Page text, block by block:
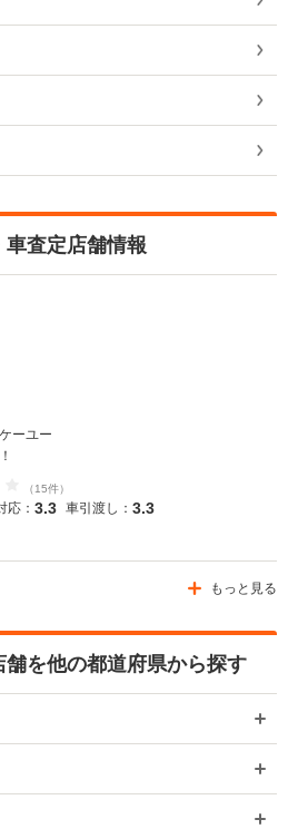
査定店舗情報
ーユー
（15件）
応： 3.3 車引渡し： 3.3
もっと見る
を他の都道府県から探す